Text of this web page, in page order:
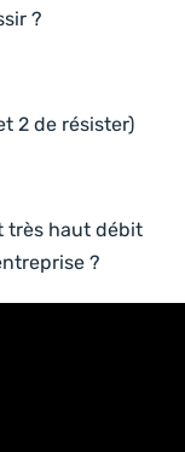
?
2 de résister)
très haut débit
?